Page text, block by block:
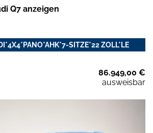
Q7 anzeigen
SITZE*22 ZOLL*LE
86.949,00 €
ausweisbar